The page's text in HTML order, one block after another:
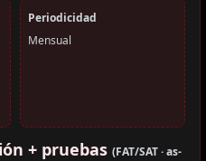
Periodicidad
Mensual
+ pruebas (FAT/SAT · as-